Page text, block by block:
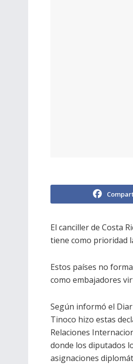
El canciller de Costa
tiene como prioridad
Estos países no
como embajadores
Según informó el
Tinoco hizo estas
Relaciones
donde los diputados
asignaciones